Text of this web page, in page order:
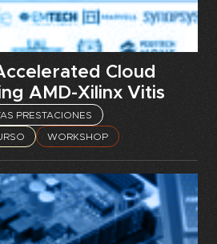
Cloud
AMD-Xilinx Vitis
PRESTACIONES
WORKSHOP